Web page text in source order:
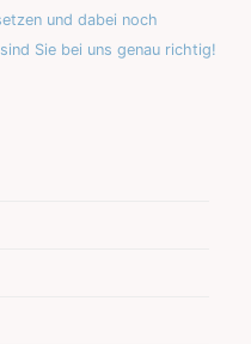
und dabei noch
Sie bei uns genau richtig!